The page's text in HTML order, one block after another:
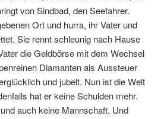
von Sindbad, den Seefahrer.
Ort und hurra, ihr Vater und
Sie rennt schleunig nach Hause
die Geldbörse mit dem Wechsel
Diamanten als Aussteuer
und jubelt. Nun ist die Welt
hat er keine Schulden mehr.
auch keine Mannschaft. Und